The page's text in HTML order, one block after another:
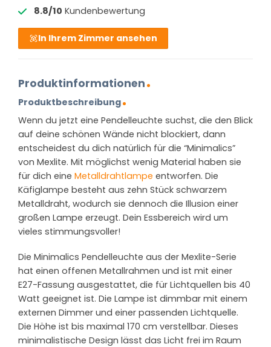
8.8/10 Kundenbewertung
In Ihrem Zimmer ansehen
Produktinformationen
Produktbeschreibung
Wenn du jetzt eine Pendelleuchte suchst, die den Blick
auf deine schönen Wände nicht blockiert, dann
entscheidest du dich natürlich für die “Minimalics”
von Mexlite. Mit möglichst wenig Material haben sie
für dich eine Metalldrahtlampe entworfen. Die
Käfiglampe besteht aus zehn Stück schwarzem
Metalldraht, wodurch sie dennoch die Illusion einer
großen Lampe erzeugt. Dein Essbereich wird um
vieles stimmungsvoller!
Die Minimalics Pendelleuchte aus der Mexlite-Serie
hat einen offenen Metallrahmen und ist mit einer
E27-Fassung ausgestattet, die für Lichtquellen bis 40
Watt geeignet ist. Die Lampe ist dimmbar mit einem
externen Dimmer und einer passenden Lichtquelle.
Die Höhe ist bis maximal 170 cm verstellbar. Dieses
minimalistische Design lässt das Licht frei im Raum